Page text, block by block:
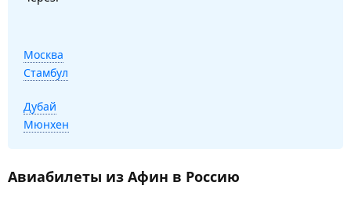
Москва
Стамбул
Дубай
Мюнхен
Авиабилеты из Афин в Россию